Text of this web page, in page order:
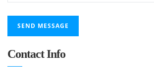
Contact Info